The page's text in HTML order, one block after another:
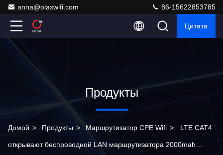
anna@olaxwifi.com 86-15622853785
Цитата
Продукты
Домой > Продукты > Маршрутизатор CPE Wifi > LTE CAT4
открывают беспроводной LAN маршрутизатора 2000mah